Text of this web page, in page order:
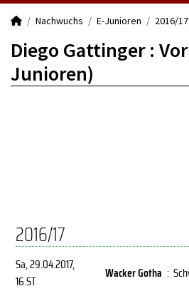
Nachwuchs E-Junioren 2016/17
Diego Gattinger :
Junioren)
2016/17
Sa, 29.04.2017,
16.ST
Wacker Gotha :